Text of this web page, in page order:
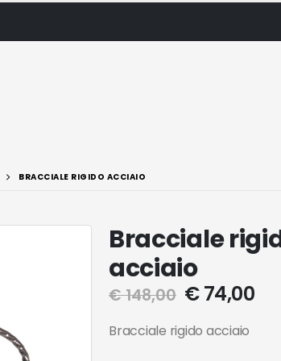
BRACCIALE RIGIDO ACCIAIO
Bracciale
acciaio
€148,00 €74,00
Bracciale rigido acciaio